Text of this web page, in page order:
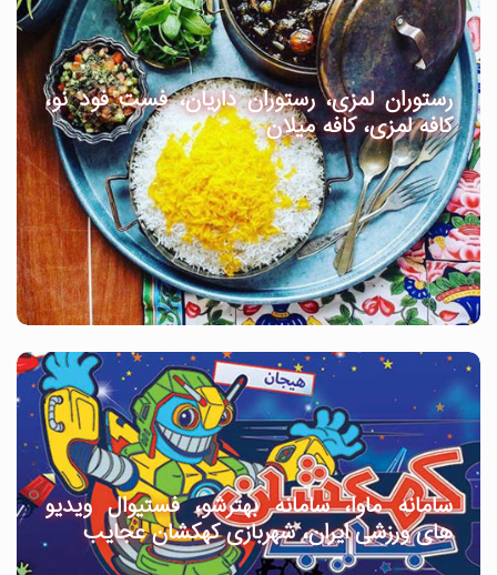
رستوران لمزی، رستوران داریان، فست فود نو،
کافه لمزی، کافه میلان
سامانه ماوا، سامانه بهترشو، فستیوال ویدیو
های ورزشی ایران، شهربازی کهکشان عجایب